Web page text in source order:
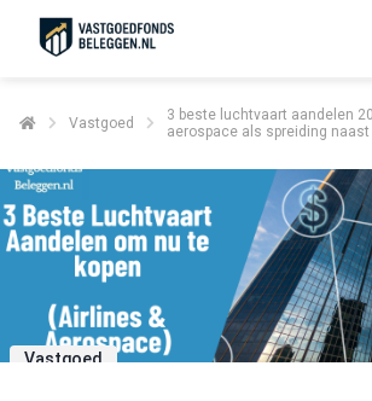
Vastgoed
3 beste luchtvaart aandelen
aerospace als spreiding
Vastgoed